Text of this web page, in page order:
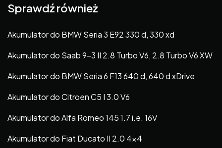
Sprawdź również
Akumulator do BMW Seria 3 E92 330 d, 330 xd
Akumulator do Saab 9-3 II 2.8 Turbo V6, 2.8 Turbo V6 XW
Akumulator do BMW Seria 6 F13 640 d, 640 d xDrive
Akumulator do Citroen C5 I 3.0 V6
Akumulator do Alfa Romeo 145 1.7 i.e. 16V
Akumulator do Fiat Ducato II 2.0 4×4